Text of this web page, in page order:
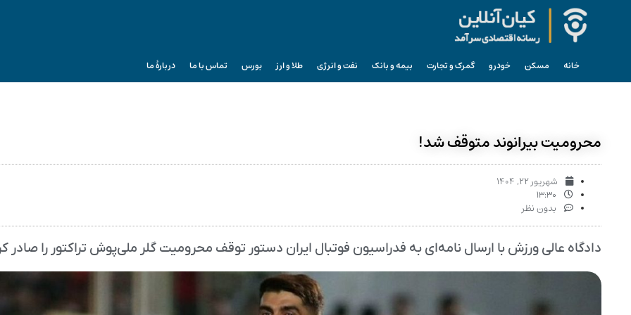
خانه مسکن خودرو گمرک و تجارت بیمه و بانک نفت و انرژی طلا و ارز بورس تماس با ما دربارۀ ما
محرومیت بیرانوند متوقف شد!
شهریور ۲۲, ۱۴۰۴
۱۳:۳۰
بدون نظر
دادگاه عالی ورزش با ارسال نامه‌ای به فدراسیون فوتبال ایران دستور توقف محرومیت گلر ملی‌پوش تراکتور را صادر